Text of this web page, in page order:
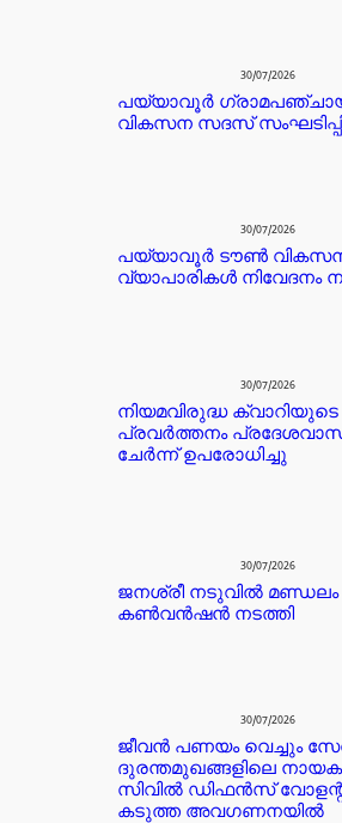
30/07/2026
പയ്യാവൂർ
വികസന സദസ്
30/07/2026
പയ്യാവൂർ ടൗൺ
വ്യാപാരികൾ നിവേദനം
30/07/2026
നിയമവിരുദ്ധ ക്വാറിയുടെ
പ്രവർത്തനം
ചേർന്ന് ഉപരോധിച്ചു
30/07/2026
ജനശ്രീ നടുവിൽ മണ്ഡലം
കൺവൻഷൻ നടത്തി
30/07/2026
ജീവൻ പണയം വെച്ചും
ദുരന്തമുഖങ്ങളിലെ
സിവിൽ ഡിഫൻസ്
കടുത്ത അവഗണനയിൽ